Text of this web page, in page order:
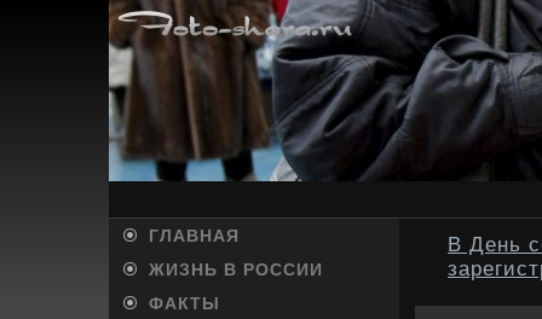
ГЛАВНАЯ
ЖИЗНЬ В РОССИИ
ФАКТЫ
В День